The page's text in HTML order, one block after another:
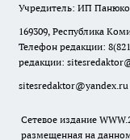
Учредитель: ИП
169309, Республика
Телефон редакции:
редакции:
sitesredaktor@yandex.ru
Сетевое издание
размещенная на данном